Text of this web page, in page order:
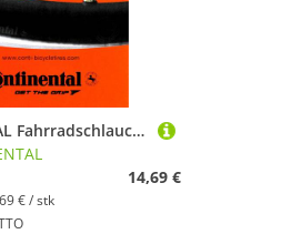
CONTINENTAL Fahrradschlauch Continental Tour 28 Wide AV 40mm (47-622/62-622) 28 Zoll Schlauch, 2,00, 2,10, 2,30, 2,35, 2,40, 2,25
14,69 €
€ / stk